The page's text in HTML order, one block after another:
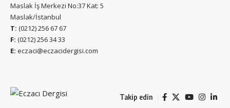
Maslak İş Merkezi No:37 Kat: 5
Maslak/İstanbul
T: (0212) 256 67 67
F: (0212) 256 34 33
E: eczaci@eczacidergisi.com
Takip edin